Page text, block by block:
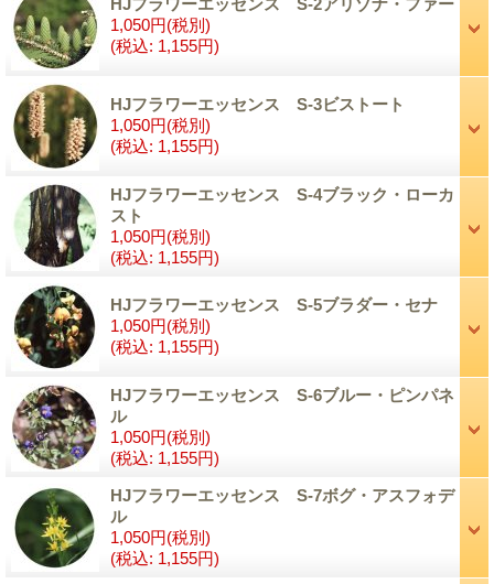
1,050円(税別)
(税込: 1,155円)
HJフラワーエッセンス S-3ビストート
1,050円(税別)
(税込: 1,155円)
HJフラワーエッセンス S-4ブラック・ローカ
スト
1,050円(税別)
(税込: 1,155円)
HJフラワーエッセンス S-5ブラダー・セナ
1,050円(税別)
(税込: 1,155円)
HJフラワーエッセンス S-6ブルー・ピンパネ
ル
1,050円(税別)
(税込: 1,155円)
HJフラワーエッセンス S-7ボグ・アスフォデ
ル
1,050円(税別)
(税込: 1,155円)